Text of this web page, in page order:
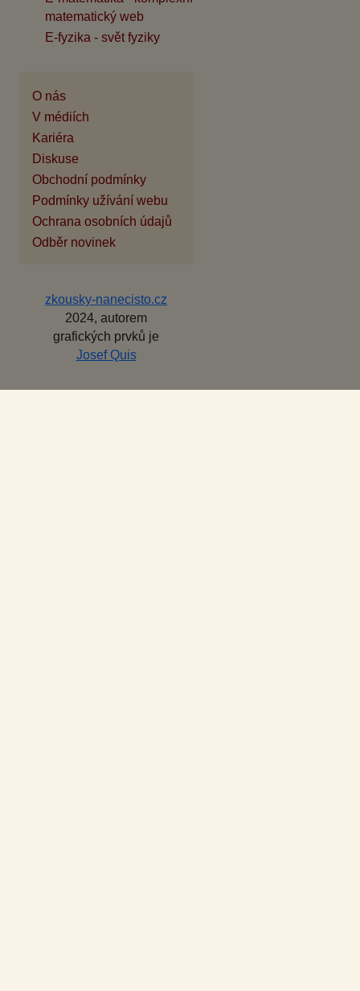
matematický web
E-fyzika - svět fyziky
O nás
V médiích
Kariéra
Diskuse
Obchodní podmínky
Podmínky užívání webu
Ochrana osobních údajů
Odběr novinek
zkousky-nanecisto.cz
2024, autorem
grafických prvků je
Josef Quis